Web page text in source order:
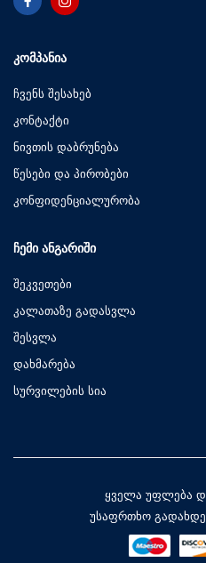
ᲙᲝᲛᲞᲐᲜᲘᲐ
ჩვენს შესახებ
კონტაქტი
ნივთის დაბრუნება
წესები და პირობები
კონფიდენციალურობა
ᲩᲔᲛᲘ ᲐᲜᲒᲐᲠᲘᲨᲘ
შეკვეთები
კალათაზე გადასვლა
შესვლა
დახმარება
სურვილების სია
ყველა უფლება
უსაფრთხო